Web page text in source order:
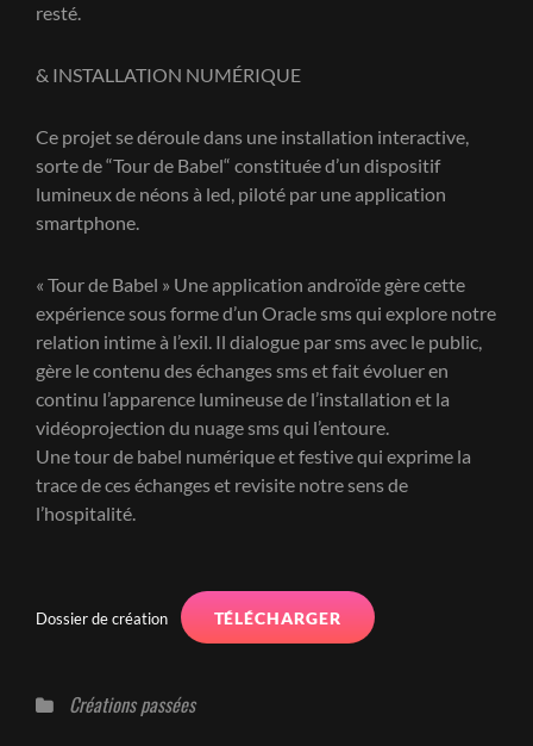
resté.
& INSTALLATION NUMÉRIQUE
Ce projet se déroule dans une installation interactive,
sorte de “Tour de Babel“ constituée d’un dispositif
lumineux de néons à led, piloté par une application
smartphone.
« Tour de Babel » Une application androïde gère cette
expérience sous forme d’un Oracle sms qui explore notre
relation intime à l’exil. Il dialogue par sms avec le public,
gère le contenu des échanges sms et fait évoluer en
continu l’apparence lumineuse de l’installation et la
vidéoprojection du nuage sms qui l’entoure.
Une tour de babel numérique et festive qui exprime la
trace de ces échanges et revisite notre sens de
l’hospitalité.
Dossier de création TÉLÉCHARGER
CatégoriesCréations passées